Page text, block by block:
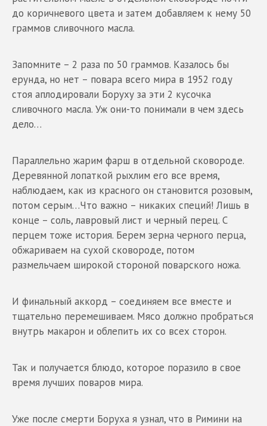
до коричневого цвета и затем добавляем к нему 50
граммов сливочного масла.
Запомните – 2 раза по 50 граммов. Казалось бы
ерунда, но нет – повара всего мира в 1952 году
стоя аплодировали Боруху за эти 2 кусочка
сливочного масла. Уж они-то понимали в чем здесь
дело…
Параллельно жарим фарш в отдельной сковороде.
Деревянной лопаткой рыхлим его все время,
наблюдаем, как из красного он становится розовым,
потом серым…Что важно – никаких специй! Лишь в
конце – соль, лавровый лист и черный перец. С
перцем тоже история. Берем зерна черного перца,
обжариваем на сухой сковороде, потом
размельчаем широкой стороной поварского ножа.
И финальный аккорд – соединяем все вместе и
тщательно перемешиваем. Мясо должно пробраться
внутрь макарон и облепить их со всех сторон.
Так и получается блюдо, которое поразило в свое
время лучших поваров мира.
Уже после смерти Боруха я узнал, что в Римини на